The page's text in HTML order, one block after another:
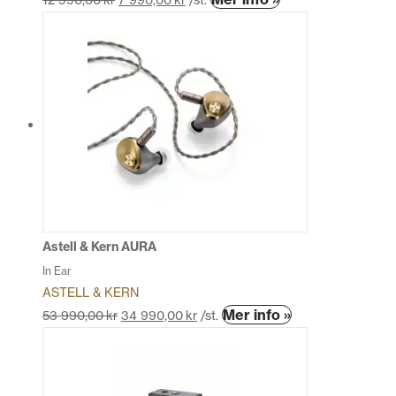
Astell & Kern AURA
In Ear
ASTELL & KERN
53 990,00kr 34 990,00 kr /st. Mer info »Den